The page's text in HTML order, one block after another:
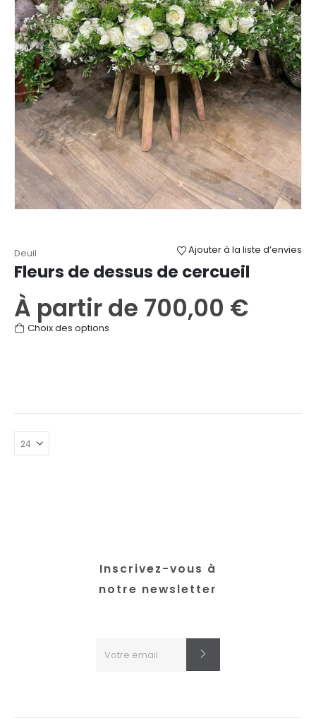
Ajouter à la liste d’envies
Deuil
Fleurs de dessus de cercueil
À partir de 700,00 €
Choix des options
Les
produit
Inscrivez-vous à
notre newsletter